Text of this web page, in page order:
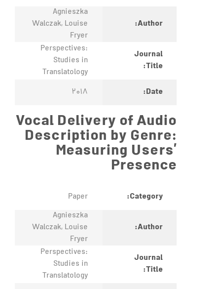
Author:
Agnieszka
Walczak, Louise
Fryer
Journal
Title:
Perspectives:
Studies in
Translatology
Date:
2018
Vocal Delivery of Audio
Description by Genre:
Measuring Users’
Presence
Category:
Paper
Author:
Agnieszka
Walczak, Louise
Fryer
Journal
Title:
Perspectives:
Studies in
Translatology